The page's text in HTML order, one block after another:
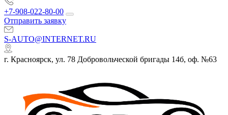
+7-908-022-80-00
Отправить заявку
S-AUTO@INTERNET.RU
г. Красноярск, ул. 78 Добровольческой бригады 14б, оф. №63